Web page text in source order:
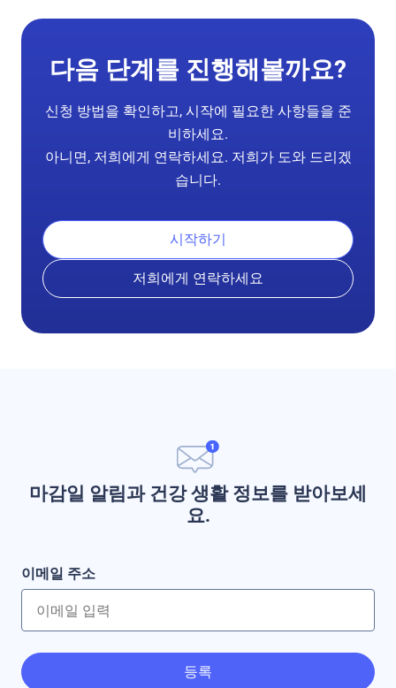
다음 단계를 진행해볼까요?
신청 방법을 확인하고, 시작에 필요한 사항들을 준
비하세요.
아니면, 저희에게 연락하세요. 저희가 도와 드리겠
습니다.
시작하기
저희에게 연락하세요
마감일 알림과 건강 생활 정보를 받아보세
요.
이메일 주소
등록